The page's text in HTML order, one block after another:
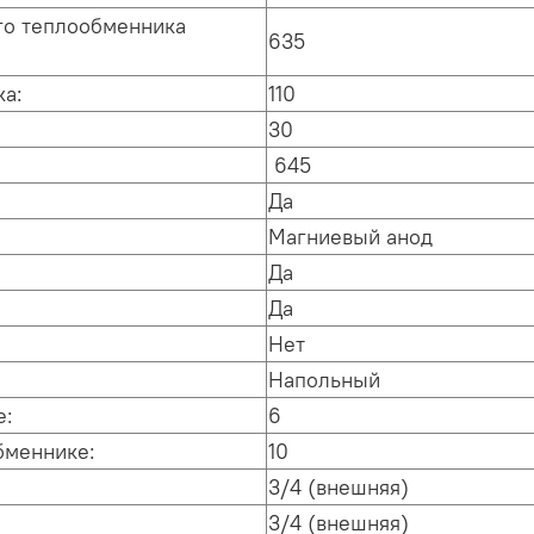
теплообменника
635
110
30
645
Да
Магниевый анод
Да
Да
Нет
Напольный
6
10
3/4 (внешняя)
3/4 (внешняя)